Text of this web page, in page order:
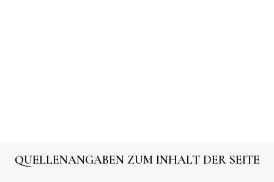
QUELLENANGABEN ZUM INHALT DER SEITE